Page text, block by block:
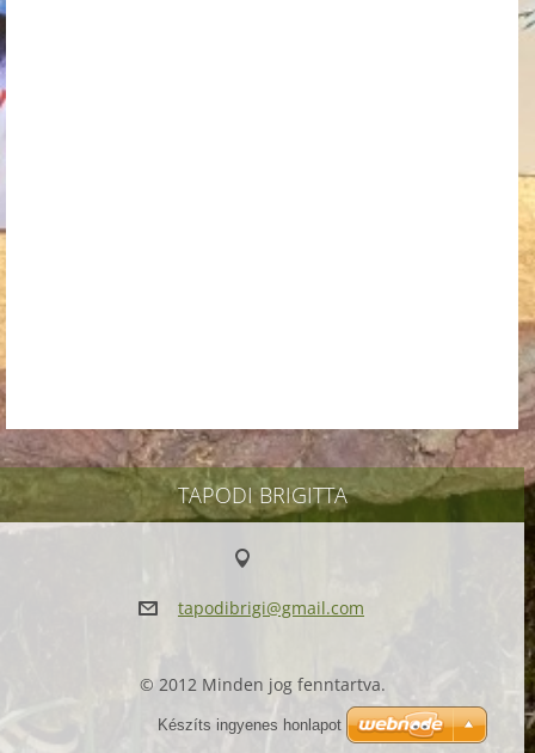
TAPODI BRIGITTA
tapodibrigi@gmail.com
© 2012 Minden jog fenntartva.
Készíts ingyenes honlapot